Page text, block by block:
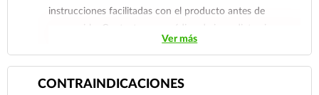
instrucciones facilitadas con el producto antes de
consumirlo. Contacte a su médico de inmediato si
sospecha que tiene un problema de salud.
Ver más
CONTRAINDICACIONES